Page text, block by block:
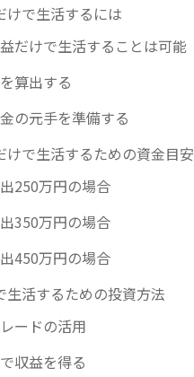
けで生活するには
だけで生活することは可能
算出する
の元手を準備する
けで生活するための資金目安
250万円の場合
350万円の場合
450万円の場合
生活するための投資方法
ードの活用
収益を得る